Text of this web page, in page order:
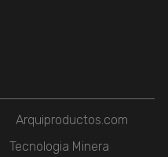
Arquiproductos.com
Tecnologia Minera